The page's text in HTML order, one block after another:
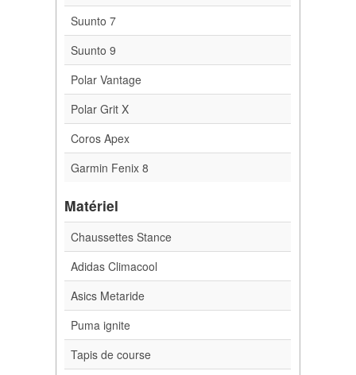
Suunto 7
Suunto 9
Polar Vantage
Polar Grit X
Coros Apex
Garmin Fenix 8
Matériel
Chaussettes Stance
Adidas Climacool
Asics Metaride
Puma ignite
Tapis de course